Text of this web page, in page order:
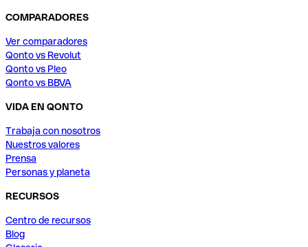
COMPARADORES
Ver comparadores
Qonto vs Revolut
Qonto vs Pleo
Qonto vs BBVA
VIDA EN QONTO
Trabaja con nosotros
Nuestros valores
Prensa
Personas y planeta
RECURSOS
Centro de recursos
Blog